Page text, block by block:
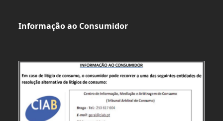
Informação ao Consumidor